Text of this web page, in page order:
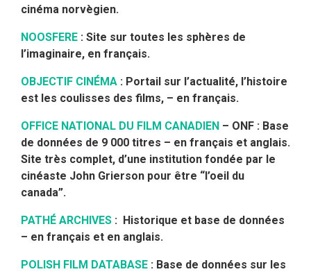
cinéma norvègien.
NOOSFERE : Site sur toutes les sphères de
l’imaginaire, en français.
OBJECTIF CINÉMA : Portail sur l’actualité, l’histoire
est les coulisses des films, – en français.
OFFICE NATIONAL DU FILM CANADIEN – ONF : Base
de données de 9 000 titres – en français et anglais.
Site très complet, d’une institution fondée par le
cinéaste John Grierson pour être “l’oeil du
canada”.
PATHÉ ARCHIVES : Historique et base de données
– en français et en anglais.
POLISH FILM DATABASE : Base de données sur les